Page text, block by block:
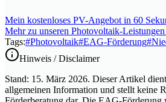
Mein kostenloses PV-Angebot in 60
Mehr zu unseren Photovoltaik-Leistungen
Tags:#Photovoltaik#EAG-Förderung#
Hinweis / Disclaimer
Stand: 15. März 2026. Dieser Artikel
allgemeinen Information und stellt keine